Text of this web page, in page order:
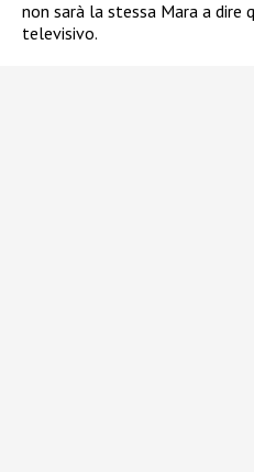
non sarà la stessa Mara a dire
televisivo.